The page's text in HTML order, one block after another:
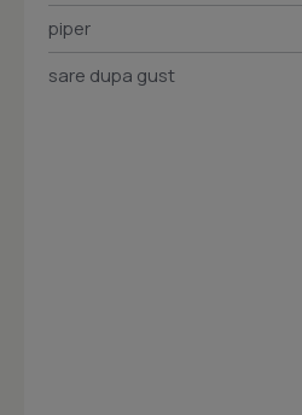
piper
sare dupa gust